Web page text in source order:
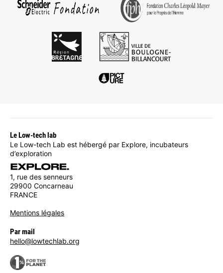
Le Low-tech lab
Le Low-tech Lab est hébergé par Explore, incubateurs
d’exploration
1, rue des senneurs
29900 Concarneau
FRANCE
Mentions légales
Par mail
hello@lowtechlab.org